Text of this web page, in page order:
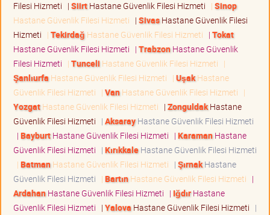
Filesi Hizmeti | SiirtHastane Güvenlik Filesi Hizmeti | Sinop
Hastane Güvenlik Filesi Hizmeti | SivasHastane Güvenlik Filesi
Hizmeti | Tekirdağ Hastane Güvenlik Filesi Hizmeti | Tokat
Hastane Güvenlik Filesi Hizmeti | TrabzonHastane Güvenlik
Filesi Hizmeti | Tunceli Hastane Güvenlik Filesi Hizmeti |
Şanlıurfa Hastane Güvenlik Filesi Hizmeti | UşakHastane
Güvenlik Filesi Hizmeti | VanHastane Güvenlik Filesi Hizmeti |
YozgatHastane Güvenlik Filesi Hizmeti | ZonguldakHastane
Güvenlik Filesi Hizmeti | AksarayHastane Güvenlik Filesi Hizmeti
| BayburtHastane Güvenlik Filesi Hizmeti | KaramanHastane
Güvenlik Filesi Hizmeti | KırıkkaleHastane Güvenlik Filesi Hizmeti
| BatmanHastane Güvenlik Filesi Hizmeti | ŞırnakHastane
Güvenlik Filesi Hizmeti | BartınHastane Güvenlik Filesi Hizmeti |
ArdahanHastane Güvenlik Filesi Hizmeti | IğdırHastane
Güvenlik Filesi Hizmeti | Yalova Hastane Güvenlik Filesi Hizmeti |